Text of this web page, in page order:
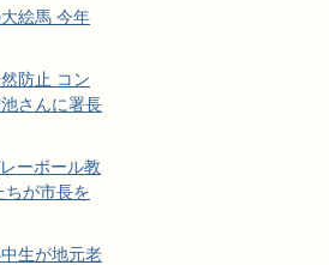
絵馬 今年
防止 コン
さんに署長
ーボール教
ちが市長を
生が地元老